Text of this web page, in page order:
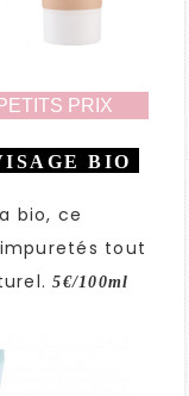
PRIX
BIO
bio, ce
tout
5€/100ml